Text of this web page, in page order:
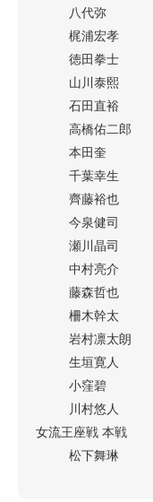
八代弥
梶浦宏孝
徳田拳士
山川泰熙
石田直裕
高橋佑二郎
本田奎
千葉幸生
齊藤裕也
今泉健司
瀬川晶司
中村亮介
藤森哲也
柵木幹太
岩村凛太朗
生垣寛人
小窪碧
川村悠人
女流王座戦 本戦
松下舞琳